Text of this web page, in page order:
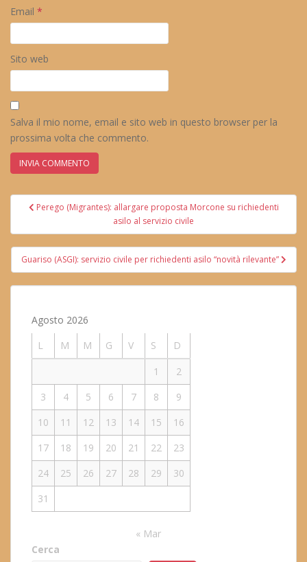
Email *
Sito web
Salva il mio nome, email e sito web in questo browser per la
prossima volta che commento.
Navigazione
Perego (Migrantes): allargare proposta Morcone su richiedenti
asilo al servizio civile
Guariso (ASGI): servizio civile per richiedenti asilo “novità rilevante”
Agosto 2026
L
M M G V S
D
1
2
3
4 5 6 7 8
9
10
11 12 13 14 15
16
17
18 19 20 21 22
23
24
25 26 27 28 29
30
31
« Mar
Cerca